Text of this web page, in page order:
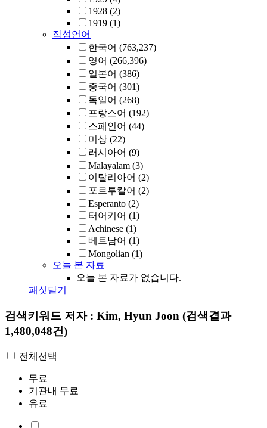
1928 (2)
1919 (1)
작성언어
한국어 (763,237)
영어 (266,396)
일본어 (386)
중국어 (301)
독일어 (268)
프랑스어 (192)
스페인어 (44)
미상 (22)
러시아어 (9)
Malayalam (3)
이탈리아어 (2)
포르투칼어 (2)
Esperanto (2)
터어키어 (1)
Achinese (1)
베트남어 (1)
Mongolian (1)
오늘 본 자료
오늘 본 자료가 없습니다.
패싯닫기
검색키워드 저자 : Kim, Hyun Joon (검색결과
1,480,048건)
전체선택
무료
기관내 무료
유료